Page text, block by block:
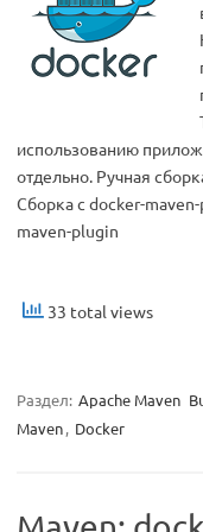
использованию
отдельно. Ручная
Сборка с docker-
maven-plugin
33 total views
Раздел: Apache Maven
Maven, Docker